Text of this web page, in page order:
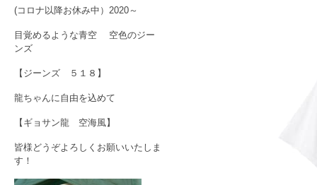
(コロナ以降お休み中）2020～
目覚めるような青空 空色のジー
ンズ
【ジーンズ ５１８】
龍ちゃんに自由を込めて
【ギョサン龍 空海風】
皆様どうぞよろしくお願いいたしま
す！